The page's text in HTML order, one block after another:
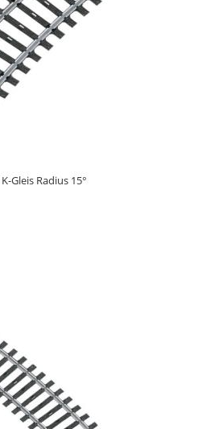
Gleis Radius 15°